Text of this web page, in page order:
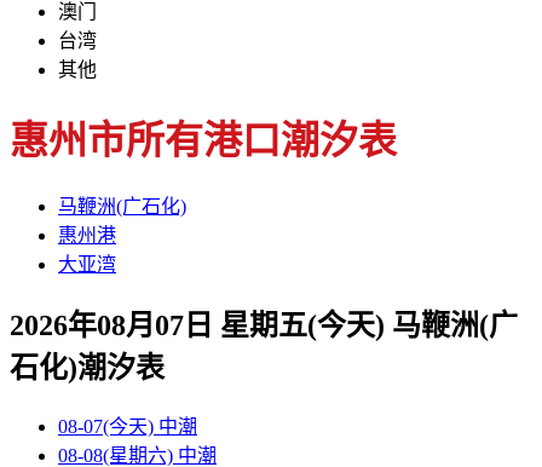
澳门
台湾
其他
惠州市所有港口潮汐表
马鞭洲(广石化)
惠州港
大亚湾
2026年08月07日 星期五(今天) 马鞭洲(广
石化)潮汐表
08-07(今天) 中潮
08-08(星期六) 中潮